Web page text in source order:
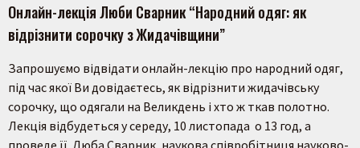
Онлайн-лекція Люби Сварник “Народний одяг: як
відрізнити сорочку з Жидачівщини”
Запрошуємо відвідати онлайн-лекцію про народний одяг,
під час якої Ви довідаєтесь, як відрізнити жидачівську
сорочку, що одягали на Великдень і хто ж ткав полотно.
Лекція відбудеться у середу, 10 листопада о 13 год, а